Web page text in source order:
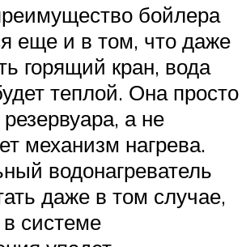
бойлера
еще и в том, что даже
горящий кран, вода
теплой. Она просто
а не
механизм нагрева.
водонагреватель
даже в том случае,
системе